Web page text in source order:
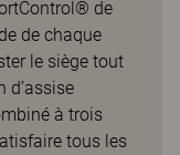
de
de chaque
le siège tout
d’assise
à trois
tous les